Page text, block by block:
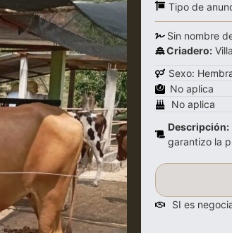
Tipo de
Sin nombre
Criadero:
Sexo:
No aplica
No aplica
Descripción:
garantizo la
SI es